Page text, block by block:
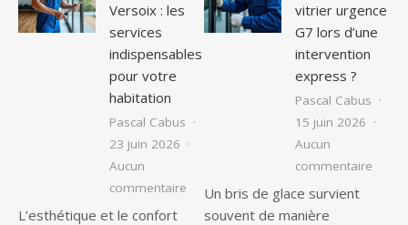
Versoix : les
services
indispensables
pour votre
habitation
Pascal Cabus
23 juin 2026
Aucun
commentaire sur Vitrier à Versoix : les services
L’esthétique et le confort
vitrier urgence
G7 lors d’une
intervention
express ?
Pascal Cabus
15 juin 2026
Aucun
commentaire
Un bris de glace survient
souvent de manière